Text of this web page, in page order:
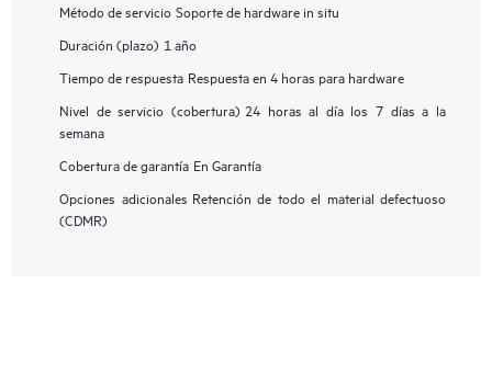
Método de servicio Soporte de hardware in situ
Duración (plazo) 1 año
Tiempo de respuesta Respuesta en 4 horas para hardware
Nivel de servicio (cobertura) 24 horas al día los 7 días a la
semana
Cobertura de garantía En Garantía
Opciones adicionales Retención de todo el material defectuoso
(CDMR)